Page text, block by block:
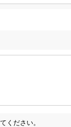
ください。